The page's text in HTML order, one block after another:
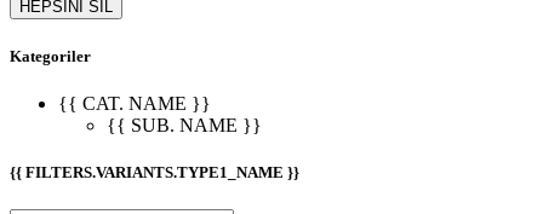
HEPSİNİ SİL
Kategoriler
{{ CAT. NAME }}
{{ SUB. NAME }}
{{ FILTERS.VARIANTS.TYPE1_NAME }}